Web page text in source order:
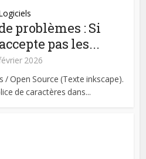
problèmes : Si
pas les...
2026
/ Open Source (Texte inkscape).
de caractères dans...